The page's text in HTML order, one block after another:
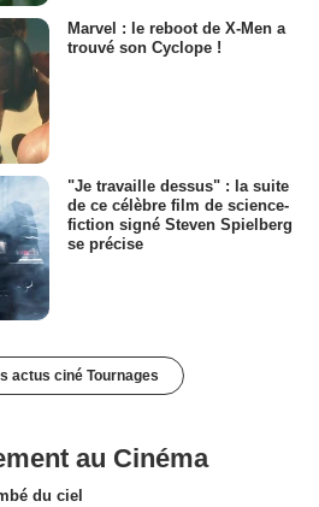
Marvel : le reboot de X-Men a
trouvé son Cyclope !
"Je travaille dessus" : la suite
de ce célèbre film de science-
fiction signé Steven Spielberg
se précise
actus ciné Tournages
au Cinéma
du ciel